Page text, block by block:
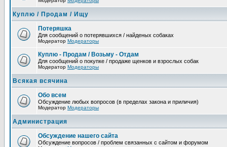
Куплю / Продам / Ищу
Потеряшка
Для сообщений о потерявшихся / найденых собаках
Модератор Модераторы
Куплю - Продам / Возьму - Отдам
Для сообщений о покупке / продаже щенков и взрослых собак
Модератор Модераторы
Всякая всячина
Обо всем
Обсуждение любых вопросов (в пределах закона и приличия)
Модератор Модераторы
Администрация
Обсуждение нашего сайта
Обсуждение вопросов / проблем связанных с сайтом и форумом